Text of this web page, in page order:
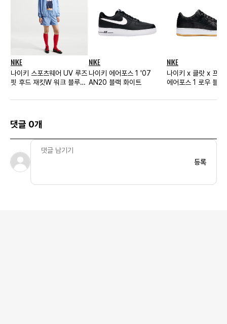
NIKE
나이키 스포츠웨어 UV 루즈
핏 후드 재킷W 워크 블루
NIKE
나이키 에어포스 1 '07
AN20 블랙 화이트
NIKE
나이키 x 클랏 x 프라
에어포스 1 로우 블랙
댓글 0개
등록